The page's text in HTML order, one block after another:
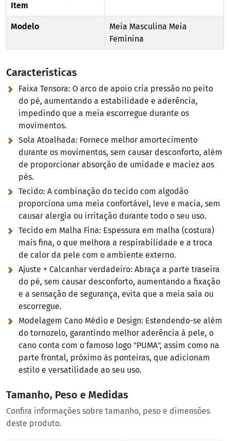
Item
Modelo
Meia Masculina Meia
Feminina
Características
Faixa Tensora: O arco de apoio cria pressão no peito
do pé, aumentando a estabilidade e aderência,
impedindo que a meia escorregue durante os
movimentos.
Sola Atoalhada: Fornece melhor amortecimento
durante os movimentos, sem causar desconforto, além
de proporcionar absorção de umidade e maciez aos
pés.
Tecido: A combinação do tecido com algodão
proporciona uma meia confortável, leve e macia, sem
causar alergia ou irritação durante todo o seu uso.
Tecido em Malha Fina: Espessura em malha (costura)
mais fina, o que melhora a respirabilidade e a troca
de calor da pele com o ambiente externo.
Ajuste + Calcanhar verdadeiro: Abraça a parte traseira
do pé, sem causar desconforto, aumentando a fixação
e a sensação de segurança, evita que a meia saia ou
escorregue.
Modelagem Cano Médio e Design: Estendendo-se além
do tornozelo, garantindo melhor aderência à pele, o
cano conta com o famoso logo "PUMA", assim como na
parte frontal, próximo às ponteiras, que adicionam
estilo e versatilidade ao seu uso.
Tamanho, Peso e Medidas
Confira informações sobre tamanho, peso e dimensões
deste produto.